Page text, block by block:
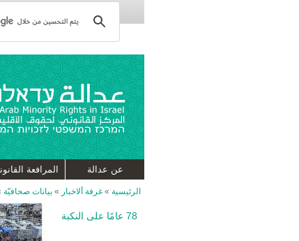
عن عدالة المرافعة
الرئيسية » غرفة ألاخبار » بيانات صحافيّة
78 عامًا على النكبة